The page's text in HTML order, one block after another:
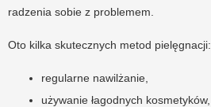
radzenia sobie z problemem.
Oto kilka skutecznych metod pielęgnacji:
regularne nawilżanie,
używanie łagodnych kosmetyków,